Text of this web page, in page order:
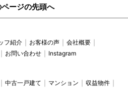
ページの先頭へ
フ紹介 お客様の声
会社概要
お問い合わせ Instagram
中古一戸建て マンション
収益物件